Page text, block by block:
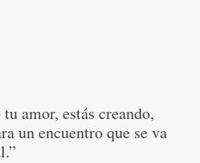
amor, estás creando,
un encuentro que se va